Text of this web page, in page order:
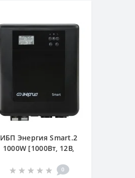
ИБП Энергия Smart.2
1000W [1000Вт, 12В,
0